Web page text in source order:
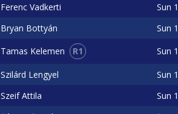
Ferenc Vadkerti Sun
Bryan Bottyán Sun
Tamas Kelemen R1 Sun
Szilárd Lengyel Sun
Szeif Attila Sun